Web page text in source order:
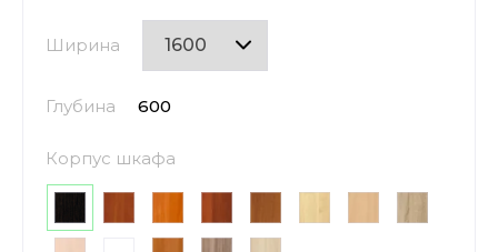
Ширина
Глубина 600
Корпус шкафа